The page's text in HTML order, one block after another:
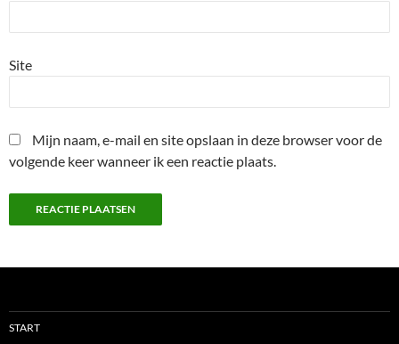
Site
Mijn naam, e-mail en site opslaan in deze browser voor de
volgende keer wanneer ik een reactie plaats.
START